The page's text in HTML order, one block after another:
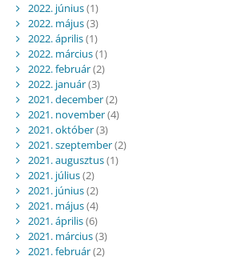
2022. június(1)
2022. május(3)
2022. április(1)
2022. március(1)
2022. február(2)
2022. január(3)
2021. december(2)
2021. november(4)
2021. október(3)
2021. szeptember(2)
2021. augusztus(1)
2021. július(2)
2021. június(2)
2021. május(4)
2021. április(6)
2021. március(3)
2021. február(2)